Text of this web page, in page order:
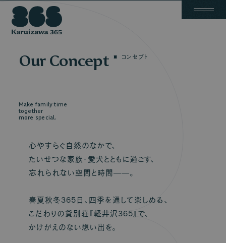
A ou tact
with your beloved dog.
with your beloved dog.
愛犬を連れて、特別を過ごす。
愛犬を連れて、特別を過ごす。
井
沢
Our Concept コンセプト
Make family time
together
more special.
心やすらぐ自然のなかで、
たいせつな家族・愛犬とともに過ごす、
忘れられない空間と時間——。
春夏秋冬365日、四季を通して楽しめる、
こだわりの貸別荘『軽井沢365』で、
かけがえのない想い出を。